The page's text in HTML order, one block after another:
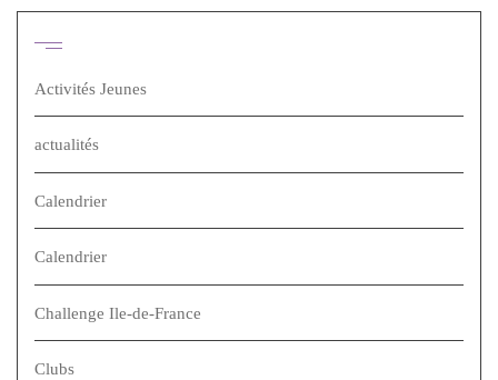
Activités Jeunes
actualités
Calendrier
Calendrier
Challenge Ile-de-France
Clubs